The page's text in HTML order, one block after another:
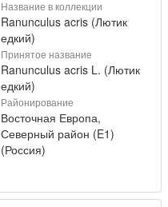
Название в коллекции
Ranunculus acris (Лютик
едкий)
Принятое название
Ranunculus acris L. (Лютик
едкий)
Районирование
Восточная Европа,
Северный район (E1)
(Россия)